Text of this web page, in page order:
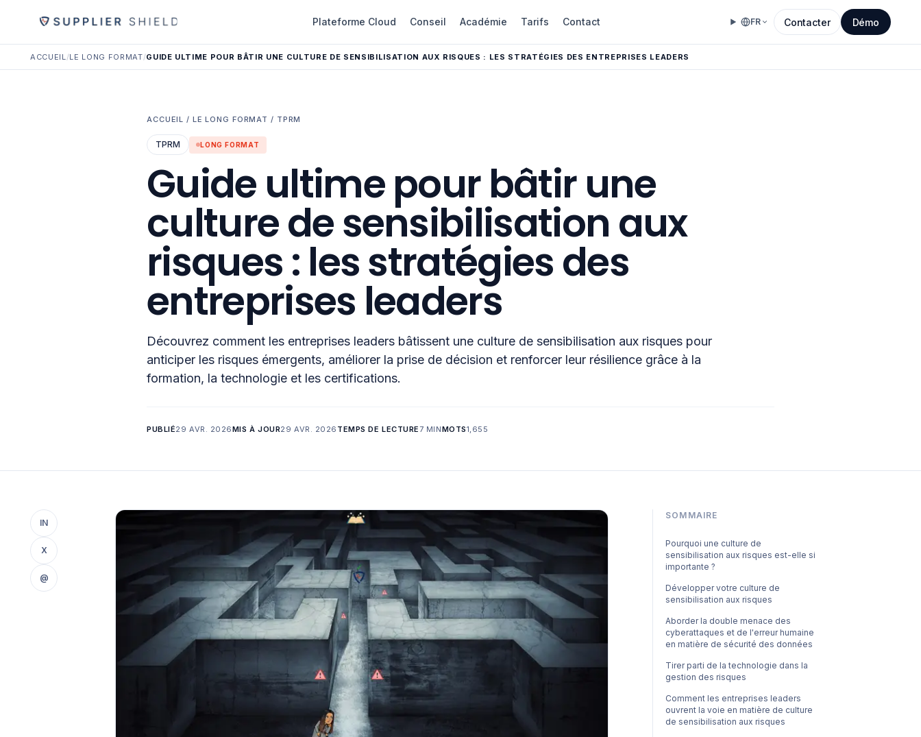
Plateforme Cloud Conseil Académie Tarifs Contact FR Contacter Démo
ACCUEIL/LE LONG FORMAT/GUIDE ULTIME POUR BÂTIR UNE CULTURE DE SENSIBILISATION AUX RISQUES : LES STRATÉGIES DES ENTREPRISES LEADERS
ACCUEIL / LE LONG FORMAT / TPRM
TPRM LONG FORMAT
Guide ultime pour bâtir une
culture de sensibilisation aux
risques : les stratégies des
entreprises leaders
Découvrez comment les entreprises leaders bâtissent une culture de sensibilisation aux risques pour
anticiper les risques émergents, améliorer la prise de décision et renforcer leur résilience grâce à la
formation, la technologie et les certifications.
PUBLIÉ29 AVR. 2026MIS À JOUR29 AVR. 2026 TEMPS DE LECTURE7 MINMOTS1,655
IN
X
@
SOMMAIRE
Pourquoi une culture de
sensibilisation aux risques est-elle si
importante ?
Développer votre culture de
sensibilisation aux risques
Aborder la double menace des
cyberattaques et de l'erreur humaine
en matière de sécurité des données
Tirer parti de la technologie dans la
gestion des risques
Comment les entreprises leaders
ouvrent la voie en matière de culture
de sensibilisation aux risques